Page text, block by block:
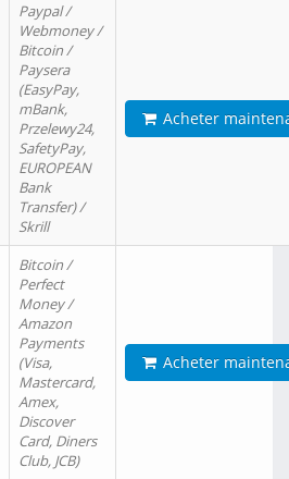
Paypal /
Webmoney /
Bitcoin /
Paysera
(EasyPay,
mBank,
Przelewy24,
SafetyPay,
EUROPEAN
Bank
Transfer) /
Skrill
Acheter
Bitcoin /
Perfect
Money /
Amazon
Payments
(Visa,
Mastercard,
Amex,
Discover
Card, Diners
Club, JCB)
Acheter